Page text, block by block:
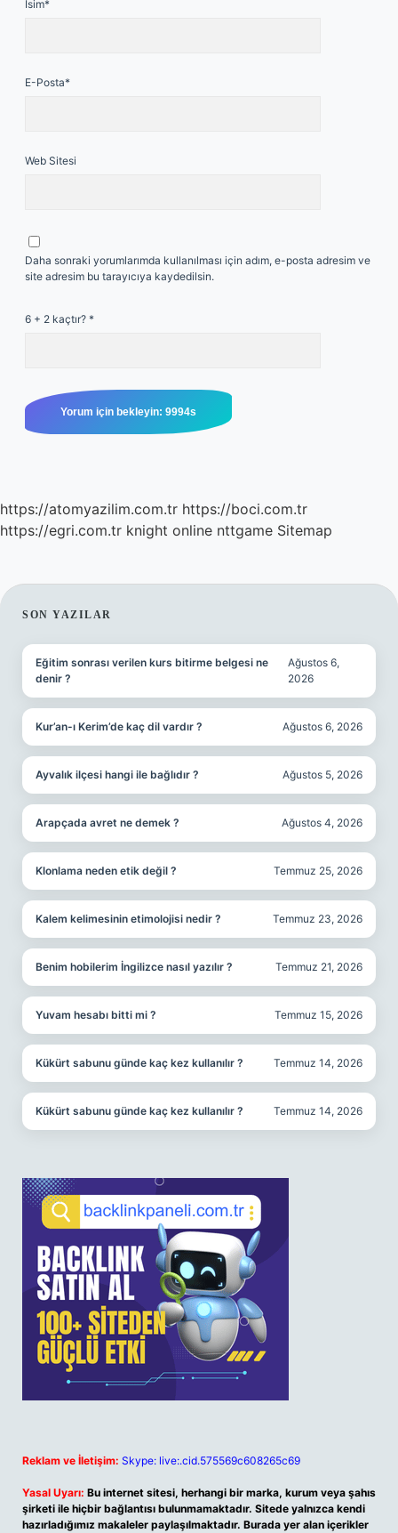
İsim*
E-Posta*
Web Sitesi
Daha sonraki yorumlarımda kullanılması için adım, e-posta adresim ve
site adresim bu tarayıcıya kaydedilsin.
6 + 2 kaçtır? *
https://atomyazilim.com.tr https://boci.com.tr
https://egri.com.tr knight online nttgame Sitemap
SIDEBAR
SON YAZILAR
Eğitim sonrası verilen kurs bitirme belgesi ne
denir ?
Ağustos 6,
2026
Kur’an-ı Kerim’de kaç dil vardır ? Ağustos 6, 2026
Ayvalık ilçesi hangi ile bağlıdır ? Ağustos 5, 2026
Arapçada avret ne demek ? Ağustos 4, 2026
Klonlama neden etik değil ? Temmuz 25, 2026
Kalem kelimesinin etimolojisi nedir ? Temmuz 23, 2026
Benim hobilerim İngilizce nasıl yazılır ? Temmuz 21, 2026
Yuvam hesabı bitti mi ? Temmuz 15, 2026
Kükürt sabunu günde kaç kez kullanılır ? Temmuz 14, 2026
Kükürt sabunu günde kaç kez kullanılır ? Temmuz 14, 2026
Reklam ve İletişim: Skype: live:.cid.575569c608265c69
Yasal Uyarı: Bu internet sitesi, herhangi bir marka, kurum veya şahıs
şirketi ile hiçbir bağlantısı bulunmamaktadır. Sitede yalnızca kendi
hazırladığımız makaleler paylaşılmaktadır. Burada yer alan içerikler